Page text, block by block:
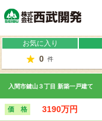
お気に入り
0 件
入間市鍵山３丁目 新築一戸建て
価 格 3190万円